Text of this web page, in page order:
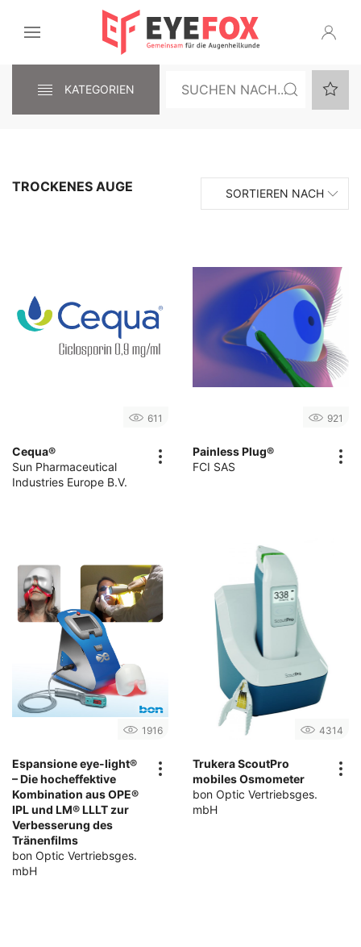
KATEGORIEN
TROCKENES AUGE SORTIEREN NACH
611
Cequa®
Sun Pharmaceutical
Industries Europe B.V.
921
Painless Plug®
FCI SAS
1916
Espansione eye-light®
– Die hocheffektive
Kombination aus OPE®
IPL und LM® LLLT zur
Verbesserung des
Tränenfilms
bon Optic Vertriebsges.
mbH
4314
Trukera ScoutPro
mobiles Osmometer
bon Optic Vertriebsges.
mbH